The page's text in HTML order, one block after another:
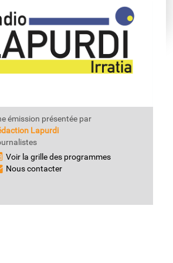
émission présentée par
Lapurdi
Voir la grille des programmes
Nous contacter